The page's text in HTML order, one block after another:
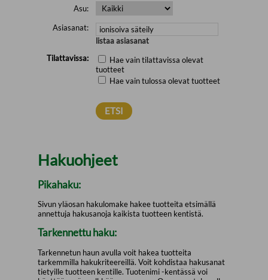
Asu:
Asiasanat:
listaa asiasanat
Tilattavissa:
Hae vain tilattavissa olevat
tuotteet
Hae vain tulossa olevat tuotteet
Hakuohjeet
Pikahaku:
Sivun yläosan hakulomake hakee tuotteita etsimällä
annettuja hakusanoja kaikista tuotteen kentistä.
Tarkennettu haku:
Tarkennetun haun avulla voit hakea tuotteita
tarkemmilla hakukriteereillä. Voit kohdistaa hakusanat
tietyille tuotteen kentille. Tuotenimi -kentässä voi